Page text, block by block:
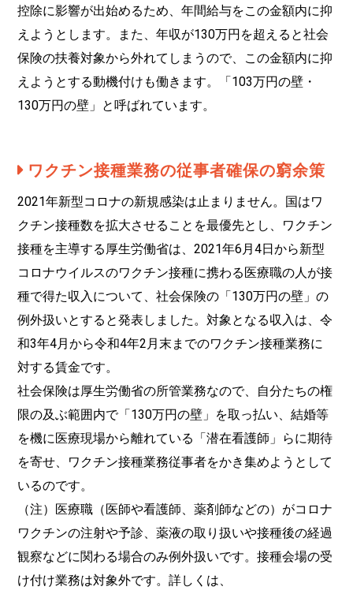
控除に影響が出始めるため、年間給与をこの金額内に抑
えようとします。また、年収が130万円を超えると社会
保険の扶養対象から外れてしまうので、この金額内に抑
えようとする動機付けも働きます。「103万円の壁・
130万円の壁」と呼ばれています。
ワクチン接種業務の従事者確保の窮余策
2021年新型コロナの新規感染は止まりません。国はワ
クチン接種数を拡大させることを最優先とし、ワクチン
接種を主導する厚生労働省は、2021年6月4日から新型
コロナウイルスのワクチン接種に携わる医療職の人が接
種で得た収入について、社会保険の「130万円の壁」の
例外扱いとすると発表しました。対象となる収入は、令
和3年4月から令和4年2月末までのワクチン接種業務に
対する賃金です。
社会保険は厚生労働省の所管業務なので、自分たちの権
限の及ぶ範囲内で「130万円の壁」を取っ払い、結婚等
を機に医療現場から離れている「潜在看護師」らに期待
を寄せ、ワクチン接種業務従事者をかき集めようとして
いるのです。
（注）医療職（医師や看護師、薬剤師などの）がコロナ
ワクチンの注射や予診、薬液の取り扱いや接種後の経過
観察などに関わる場合のみ例外扱いです。接種会場の受
け付け業務は対象外です。詳しくは、